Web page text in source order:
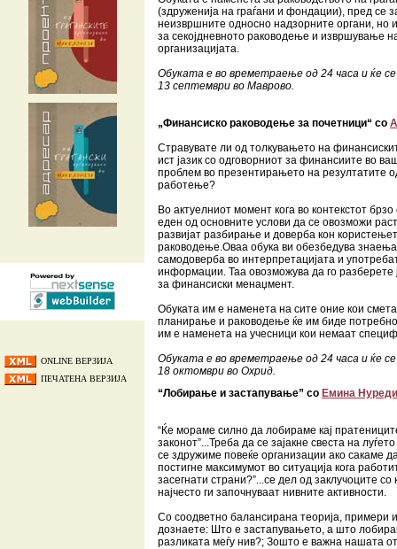
ONLINE ВЕРЗИЈА
ПЕЧАТЕНА ВЕРЗИЈА
(здруженија на граѓани и фондации), пред се
неизвршните односно надзорните органи, но
за секојдневното раководење и извршување
организацијата.
Обуката е во времетраење од 24 часа и ќе
13 септември во Маврово.
„Финансиско раководење за почетници“ со
Стравувате ли од толкувањето на
ист јазик со одговорниот за финансиите во
проблем во презентирањето на резултатите
работење?
Во актуелниот момент кога во контекстот
еден од основните услови да се овозможи
развијат разбирање и доверба кон
раководење.Оваа обука ви обезбедува
самодоверба во интерпретацијата и
информации. Таа овозможува да го разберете
за финансиски менаџмент.
Обуката им е наменета на сите оние кои
планирање и раководење ќе им биде
им е наменета на учесници кои немаат
Обуката е во времетраење од 24 часа и ќе
18 октомври во Охрид.
“Лобирање и застапување” со Емина
“Ќе мораме силно да лобираме кај
законот”...Треба да се зајакне свеста на
се здружиме повеќе организации ако сакаме
постигне максимумот во ситуација кога
засегнати страни?”...се дел од заклучоците со
најчесто ги започнуваат нивните активности.
Со соодветно балансирана теорија, примери
дознаете: Што е застапувањето, а што
разликата меѓу нив?; Зошто е важна нашата